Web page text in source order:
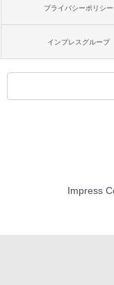
プライバシーポリシー
インプレスグループ
Impress